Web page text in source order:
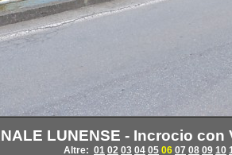
LUNENSE - Incrocio con
Altre: 01 02 03 04 05 06 07 08 09 10